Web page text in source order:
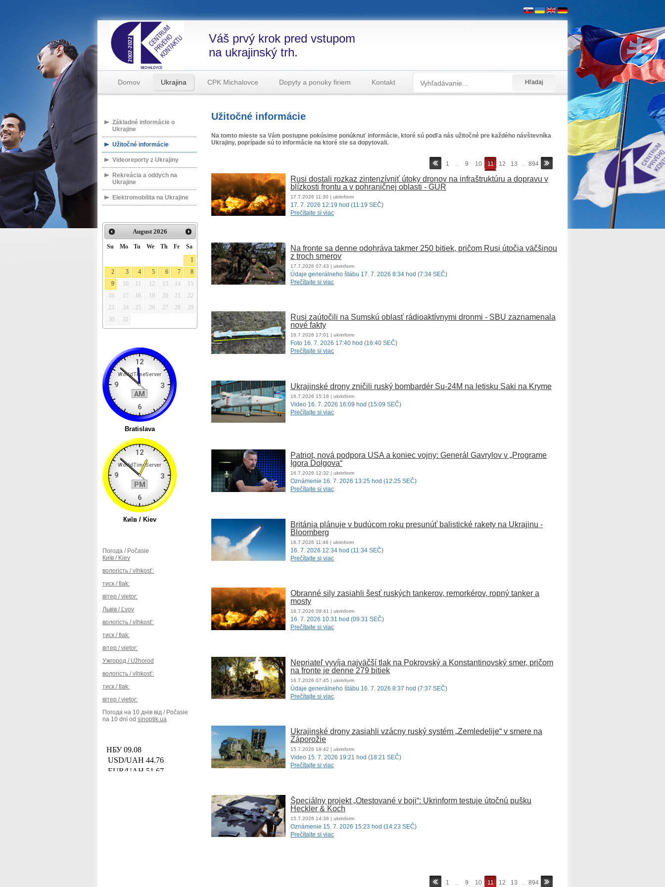
Váš prvý krok pred vstupom
na ukrajinský trh.
Domov Ukrajina CPK Michalovce Dopyty a ponuky firiem Kontakt
Základné informácie o
Ukrajine
Užitočné informácie
Videoreporty z Ukrajiny
Rekreácia a oddych na
Ukrajine
Elektromobilita na Ukrajine
August 2026
Su Mo Tu We Th Fr
Sa
1
2
3 4 5 6 7
8
9
10 11 12 13 14
15
16
17 18 19 20 21
22
23
24 25 26 27 28
29
30
31
Погода / Počasie
Київ / Kiev
вологість / vlhkosť:
тиск / tlak:
вітер / vietor:
Львів / Ľvov
вологість / vlhkosť:
тиск / tlak:
вітер / vietor:
Ужгород / Užhorod
вологість / vlhkosť:
тиск / tlak:
вітер / vietor:
Погода на 10 днів від / Počasie
na 10 dní od sinoptik.ua
Užitočné informácie
Na tomto mieste sa Vám postupne pokúsime ponúknuť informácie, ktoré sú podľa nás užitočné pre každého návštevníka
Ukrajiny, poprípade sú to informácie na ktoré ste sa dopytovali.
1 ... 9 10 11 12 13 ... 894
Rusi dostali rozkaz zintenzívniť útoky dronov na infraštruktúru a dopravu v
blízkosti frontu a v pohraničnej oblasti - GUR
17.7.2026 11:30 | ukrinform
17. 7. 2026 12:19 hod (11:19 SEČ)
Prečítajte si viac
Na fronte sa denne odohráva takmer 250 bitiek, pričom Rusi útočia väčšinou
z troch smerov
17.7.2026 07:43 | ukrinform
Údaje generálneho štábu 17. 7. 2026 8:34 hod (7:34 SEČ)
Prečítajte si viac
Rusi zaútočili na Sumskú oblasť rádioaktívnymi dronmi - SBU zaznamenala
nové fakty
16.7.2026 17:01 | ukrinform
Foto 16. 7. 2026 17:40 hod (16:40 SEČ)
Prečítajte si viac
Ukrajinské drony zničili ruský bombardér Su-24M na letisku Saki na Kryme
16.7.2026 15:18 | ukrinform
Video 16. 7. 2026 16:09 hod (15:09 SEČ)
Prečítajte si viac
Patriot, nová podpora USA a koniec vojny: Generál Gavrylov v „Programe
Igora Dolgova“
16.7.2026 12:32 | ukrinform
Oznámenie 16. 7. 2026 13:25 hod (12:25 SEČ)
Prečítajte si viac
Británia plánuje v budúcom roku presunúť balistické rakety na Ukrajinu -
Bloomberg
16.7.2026 11:46 | ukrinform
16. 7. 2026 12:34 hod (11:34 SEČ)
Prečítajte si viac
Obranné sily zasiahli šesť ruských tankerov, remorkérov, ropný tanker a
mosty
16.7.2026 09:41 | ukrinform
16. 7. 2026 10:31 hod (09:31 SEČ)
Prečítajte si viac
Nepriateľ vyvíja najväčší tlak na Pokrovský a Konstantinovský smer, pričom
na fronte je denne 279 bitiek
16.7.2026 07:45 | ukrinform
Údaje generálneho štábu 16. 7. 2026 8:37 hod (7:37 SEČ)
Prečítajte si viac
Ukrajinské drony zasiahli vzácny ruský systém „Zemledelije“ v smere na
Záporožie
15.7.2026 18:42 | ukrinform
Video 15. 7. 2026 19:21 hod (18:21 SEČ)
Prečítajte si viac
Špeciálny projekt „Otestované v boji“: Ukrinform testuje útočnú pušku
Heckler & Koch
15.7.2026 14:38 | ukrinform
Oznámenie 15. 7. 2026 15:23 hod (14:23 SEČ)
Prečítajte si viac
1 ... 9 10 11 12 13 ... 894